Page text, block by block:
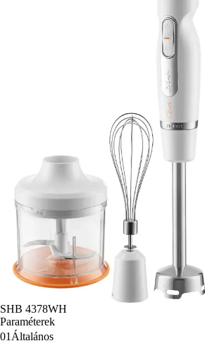
SHB 4378WH
Paraméterek
01 Általános